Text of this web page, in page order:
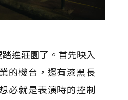
進莊園了。首先映入
的機台，還有漆黑長
必就是表演時的控制